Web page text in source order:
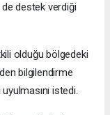
destek verdiği
olduğu bölgedeki
bilgilendirme
istedi.